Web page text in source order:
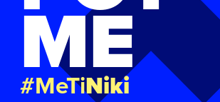
ΜΕ
#MeTiNiki